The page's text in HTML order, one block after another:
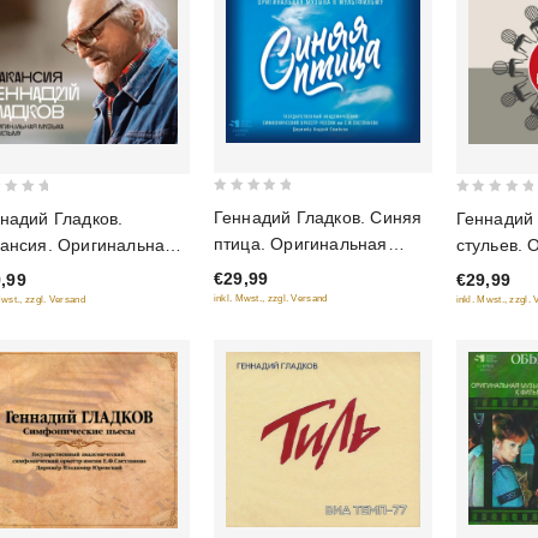
Гладков.
Оригинальная
к фильму
zzgl. Versand
of
5
Геннадий Гладков. Синяя
птица. Оригинальная
музыка к мультфильму
€29,99
inkl. Mwst., zzgl. Versand
of
5
Геннадий
стульев.
музыка к
€29,99
inkl. Mwst., zzgl.